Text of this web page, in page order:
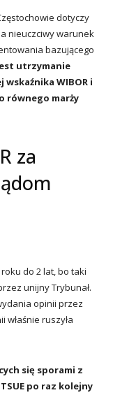
dotyczy
nieuczciwy warunek
bazującego
utrzymanie
WIBOR i
równego marży
za
do 2 lat, bo taki
unijny Trybunał.
opinii przez
właśnie ruszyła
się sporami z
po raz kolejny